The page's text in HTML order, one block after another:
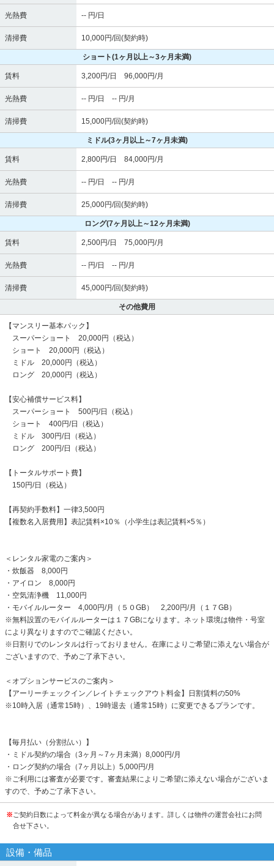
光熱費 -- 円/日
清掃費 10,000円/回(契約時)
ショート(1ヶ月以上～3ヶ月未満)
賃料 3,200円/日 96,000円/月
光熱費 -- 円/日 -- 円/月
清掃費 15,000円/回(契約時)
ミドル(3ヶ月以上～7ヶ月未満)
賃料 2,800円/日 84,000円/月
光熱費 -- 円/日 -- 円/月
清掃費 25,000円/回(契約時)
ロング(7ヶ月以上～12ヶ月未満)
賃料 2,500円/日 75,000円/月
光熱費 -- 円/日 -- 円/月
清掃費 45,000円/回(契約時)
その他費用
【マンスリー基本パック】
スーパーショート 20,000円（税込）
ショート 20,000円（税込）
ミドル 20,000円（税込）
ロング 20,000円（税込）
【安心補償サービス料】
スーパーショート 500円/日（税込）
ショート 400円/日（税込）
ミドル 300円/日（税込）
ロング 200円/日（税込）
【トータルサポート費】
150円/日（税込）
【再契約手数料】一律3,500円
【複数名入居費用】表記賃料×10％（小学生は表記賃料×5％）
＜レンタル家電のご案内＞
・炊飯器 8,000円
・アイロン 8,000円
・空気清浄機 11,000円
・モバイルルーター 4,000円/月（５０GB） 2,200円/月（１７GB）
※無料設置のモバイルルーターは１７GBになります。ネット環境は物件・号室
により異なりますのでご確認ください。
※日割りでのレンタルは行っておりません。在庫によりご希望に添えない場合が
ございますので、予めご了承下さい。
＜オプションサービスのご案内＞
【アーリーチェックイン／レイトチェックアウト料金】日割賃料の50%
※10時入居（通常15時）、19時退去（通常15時）に変更できるプランです。
【毎月払い（分割払い）】
・ミドル契約の場合（3ヶ月～7ヶ月未満）8,000円/月
・ロング契約の場合（7ヶ月以上）5,000円/月
※ご利用には審査が必要です。審査結果によりご希望に添えない場合がございま
すので、予めご了承下さい。
※ ご契約日数によって料金が異なる場合があります。詳しくは物件の運営会社にお問
合せ下さい。
設備・備品